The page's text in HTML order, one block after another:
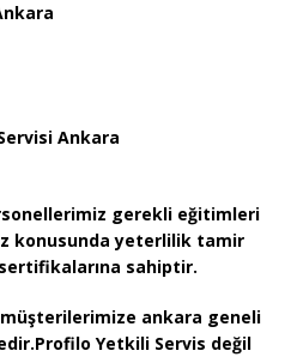
Ankara
gerekli eğitimleri
konusunda yeterlilik tamir
sahiptir.
ankara geneli
Yetkili Servis değil